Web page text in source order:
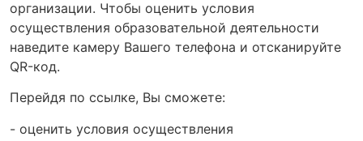
организации. Чтобы оценить условия
осуществления образовательной деятельности
наведите камеру Вашего телефона и отсканируйте
QR-код.
Перейдя по ссылке, Вы сможете:
- оценить условия осуществления